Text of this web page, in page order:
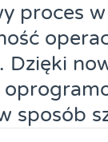
proces
sposób